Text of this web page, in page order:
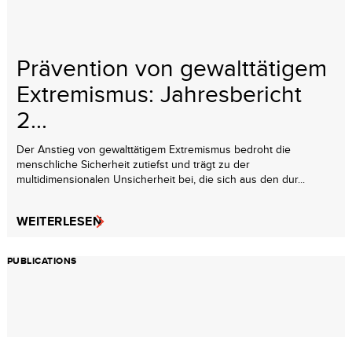
Prävention von gewalttätigem
Extremismus: Jahresbericht
2...
Der Anstieg von gewalttätigem Extremismus bedroht die
menschliche Sicherheit zutiefst und trägt zu der
multidimensionalen Unsicherheit bei, die sich aus den dur...
WEITERLESEN
PUBLICATIONS